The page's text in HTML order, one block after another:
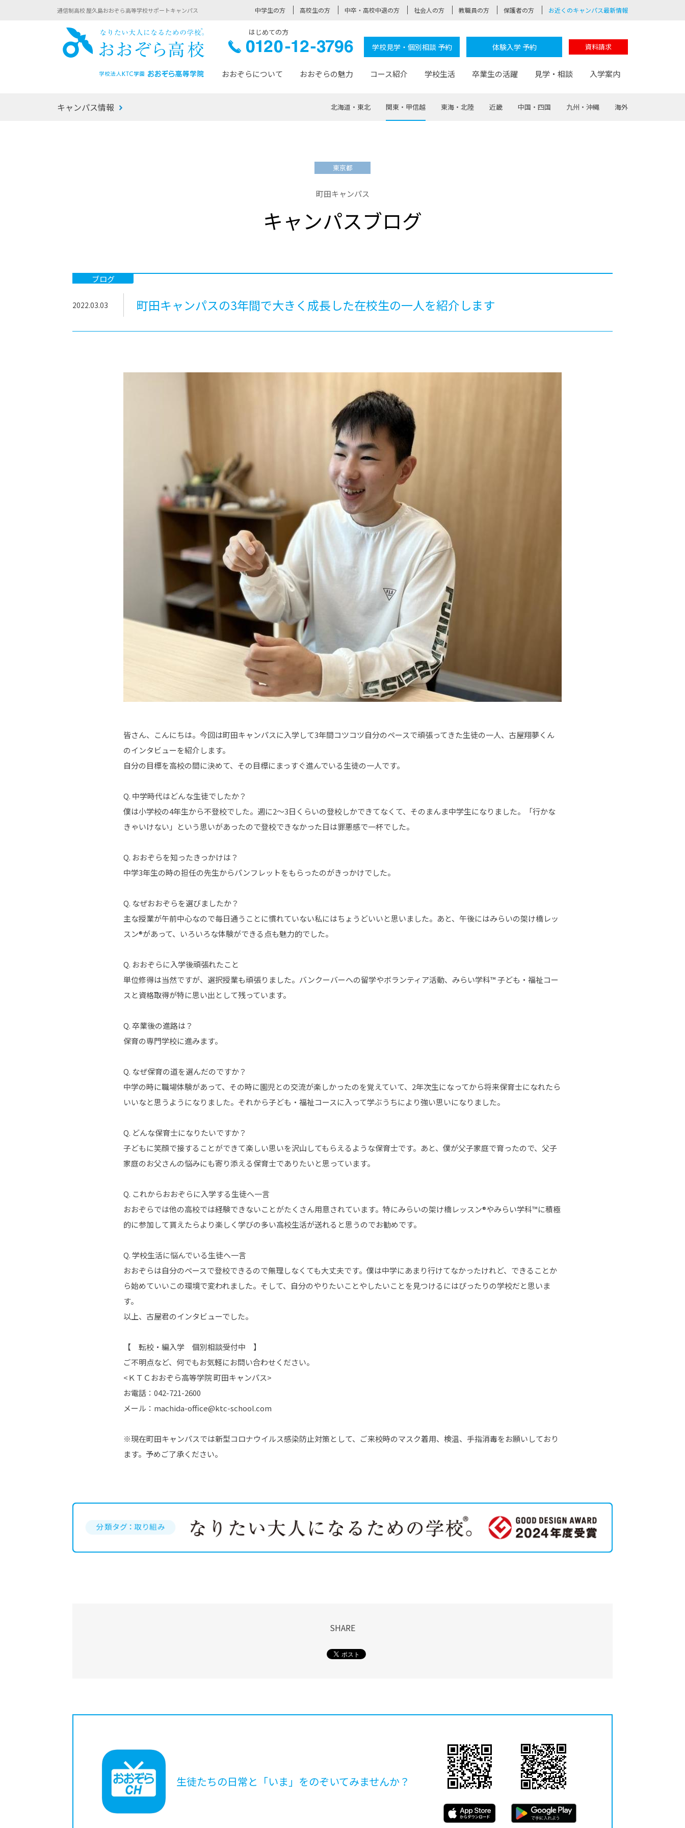
通信制高校 屋久島おおぞら高等学校サポートキャンパス 中学生の方 高校生の方 中卒・高校中退の方 社会人の方 教職員の方 保護者の方 お近くのキャンパス最新情報
おおぞら高校はじめての方
0120-学校見学・個別相談 予約 体験入学 予約 資料請求
おおぞらについて
おおぞらについて トップページ
おおぞら高校とは
サポート
おおぞらの魅力
おおぞらの魅力 トップページ
なりたい大人になるための体験
-社会の架け橋プログラム®
コース紹介
コース紹介 トップページ
-進学コース
-基礎コース
学校生活
学校生活 トップページ
先輩の声 おおぞら100選
卒業生の活躍
卒業生の活躍 トップページ
見学・相談
見学・相談 トップページ
入学案内
入学案内 トップページ
卒業までの流れ
キャンパス情報 北海道・東北 関東・甲信越 東海・北陸 近畿 中国・四国 九州・沖縄 海外
東京都
町田キャンパス
キャンパスブログ
ブログ
2022.03.03 町田キャンパスの3年間で大きく成長した在校生の一人を紹介します
皆さん、こんにちは。今回は町田キャンパスに入学して3年間コツコツ自分のペースで頑張ってきた生徒の一人、古屋翔夢くん
のインタビューを紹介します。
自分の目標を高校の間に決めて、その目標にまっすぐ進んでいる生徒の一人です。
Q. 中学時代はどんな生徒でしたか？
僕は小学校の4年生から不登校でした。週に2～3日くらいの登校しかできてなくて、そのまんま中学生になりました。「行かな
きゃいけない」という思いがあったので登校できなかった日は罪悪感で一杯でした。
Q. おおぞらを知ったきっかけは？
中学3年生の時の担任の先生からパンフレットをもらったのがきっかけでした。
Q. なぜおおぞらを選びましたか？
主な授業が午前中心なので毎日通うことに慣れていない私にはちょうどいいと思いました。あと、午後にはみらいの架け橋レッ
スン®があって、いろいろな体験ができる点も魅力的でした。
Q. おおぞらに入学後頑張れたこと
単位修得は当然ですが、選択授業も頑張りました。バンクーバーへの留学やボランティア活動、みらい学科™ 子ども・福祉コー
スと資格取得が特に思い出として残っています。
Q. 卒業後の進路は？
保育の専門学校に進みます。
Q. なぜ保育の道を選んだのですか？
中学の時に職場体験があって、その時に園児との交流が楽しかったのを覚えていて、2年次生になってから将来保育士になれたら
いいなと思うようになりました。それから子ども・福祉コースに入って学ぶうちにより強い思いになりました。
Q. どんな保育士になりたいですか？
子どもに笑顔で接することができて楽しい思いを沢山してもらえるような保育士です。あと、僕が父子家庭で育ったので、父子
家庭のお父さんの悩みにも寄り添える保育士でありたいと思っています。
Q. これからおおぞらに入学する生徒へ一言
おおぞらでは他の高校では経験できないことがたくさん用意されています。特にみらいの架け橋レッスン®やみらい学科™に積極
的に参加して貰えたらより楽しく学びの多い高校生活が送れると思うのでお勧めです。
Q. 学校生活に悩んでいる生徒へ一言
おおぞらは自分のペースで登校できるので無理しなくても大丈夫です。僕は中学にあまり行けてなかったけれど、できることか
ら始めていいこの環境で変われました。そして、自分のやりたいことやしたいことを見つけるにはぴったりの学校だと思いま
す。
以上、古屋君のインタビューでした。
【 転校・編入学 個別相談受付中 】
ご不明点など、何でもお気軽にお問い合わせください。
<ＫＴＣおおぞら高等学院 町田キャンパス>
お電話：042-721-2600
メール：machida-office@ktc-school.com
※現在町田キャンパスでは新型コロナウイルス感染防止対策として、ご来校時のマスク着用、検温、手指消毒をお願いしており
ます。予めご了承ください。
SHARE
生徒たちの日常と「いま」をのぞいてみませんか？